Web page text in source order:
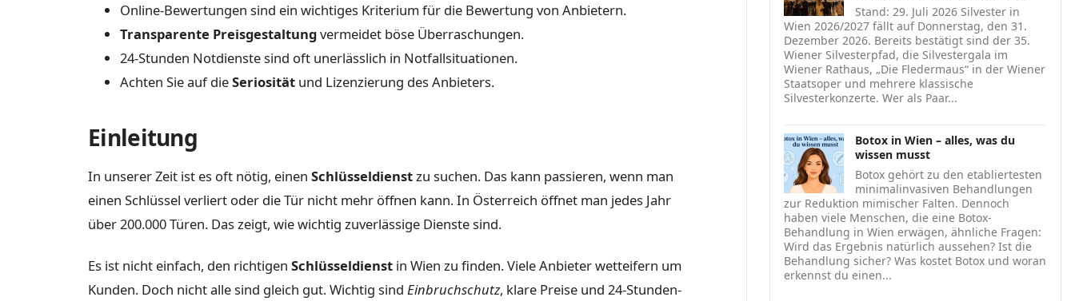
Online-Bewertungen sind ein wichtiges Kriterium für die Bewertung von Anbietern.
Transparente Preisgestaltungvermeidet böse Überraschungen.
24-Stunden Notdienste sind oft unerlässlich in Notfallsituationen.
Achten Sie auf dieSeriosität und Lizenzierung des Anbieters.
Einleitung
In unserer Zeit ist es oft nötig, einen Schlüsseldienstzu suchen. Das kann passieren, wenn man
einen Schlüssel verliert oder die Tür nicht mehr öffnen kann. In Österreich öffnet man jedes Jahr
über 200.000 Türen. Das zeigt, wie wichtig zuverlässige Dienste sind.
Es ist nicht einfach, den richtigen Schlüsseldienst in Wien zu finden. Viele Anbieter wetteifern um
Kunden. Doch nicht alle sind gleich gut. Wichtig sind Einbruchschutz, klare Preise und 24-Stunden-
Stand: 29. Juli 2026 Silvester in
Wien 2026/2027 fällt auf Donnerstag, den 31.
Dezember 2026. Bereits bestätigt sind der 35.
Wiener Silvesterpfad, die Silvestergala im
Wiener Rathaus, „Die Fledermaus“ in der Wiener
Staatsoper und mehrere klassische
Silvesterkonzerte. Wer als Paar...
Botox in Wien – alles, was du
wissen musst
Botox gehört zu den etabliertesten
minimalinvasiven Behandlungen
zur Reduktion mimischer Falten. Dennoch
haben viele Menschen, die eine Botox-
Behandlung in Wien erwägen, ähnliche Fragen:
Wird das Ergebnis natürlich aussehen? Ist die
Behandlung sicher? Was kostet Botox und woran
erkennst du einen...